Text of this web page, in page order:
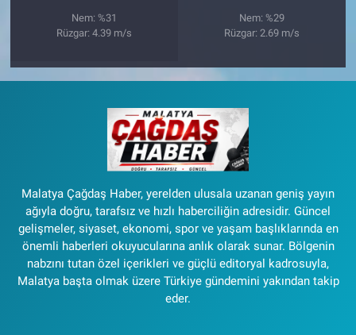
Nem: %31
Rüzgar: 4.39 m/s
Nem: %29
Rüzgar: 2.69 m/s
Malatya Çağdaş Haber, yerelden ulusala uzanan geniş yayın
ağıyla doğru, tarafsız ve hızlı haberciliğin adresidir. Güncel
gelişmeler, siyaset, ekonomi, spor ve yaşam başlıklarında en
önemli haberleri okuyucularına anlık olarak sunar. Bölgenin
nabzını tutan özel içerikleri ve güçlü editoryal kadrosuyla,
Malatya başta olmak üzere Türkiye gündemini yakından takip
eder.